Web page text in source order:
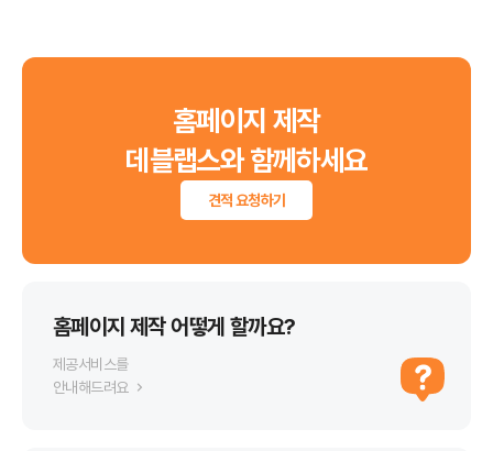
홈페이지 제작
데블랩스와 함께하세요
견적 요청하기
홈페이지 제작 어떻게 할까요?
제공서비스를
안내해드려요